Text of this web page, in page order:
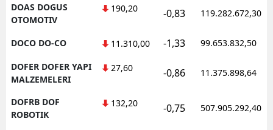
DOAS DOGUS
OTOMOTIV
190,20 -0,83 119.282.672,30
DOCO DO-CO 11.310,00 -1,33 99.653.832,50
DOFER DOFER YAPI
MALZEMELERI
27,60 -0,86 11.375.898,64
DOFRB DOF
ROBOTIK
132,20 -0,75 507.905.292,40